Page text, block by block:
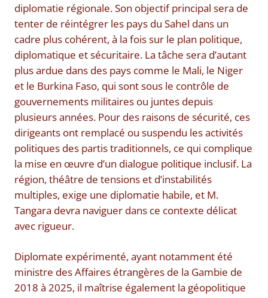
diplomatie régionale. Son objectif principal sera de
tenter de réintégrer les pays du Sahel dans un
cadre plus cohérent, à la fois sur le plan politique,
diplomatique et sécuritaire. La tâche sera d’autant
plus ardue dans des pays comme le Mali, le Niger
et le Burkina Faso, qui sont sous le contrôle de
gouvernements militaires ou juntes depuis
plusieurs années. Pour des raisons de sécurité, ces
dirigeants ont remplacé ou suspendu les activités
politiques des partis traditionnels, ce qui complique
la mise en œuvre d’un dialogue politique inclusif. La
région, théâtre de tensions et d’instabilités
multiples, exige une diplomatie habile, et M.
Tangara devra naviguer dans ce contexte délicat
avec rigueur.
Diplomate expérimenté, ayant notamment été
ministre des Affaires étrangères de la Gambie de
2018 à 2025, il maîtrise également la géopolitique